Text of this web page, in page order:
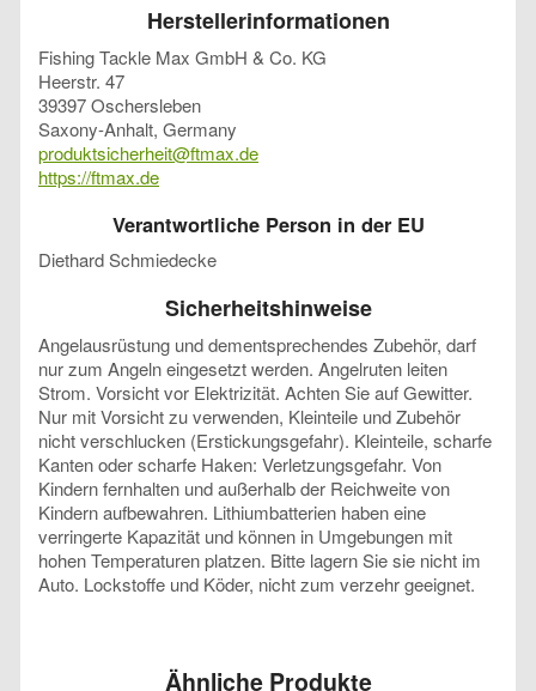
Herstellerinformationen
Fishing Tackle Max GmbH & Co. KG
Heerstr. 47
39397 Oschersleben
Saxony-Anhalt, Germany
produktsicherheit@ftmax.de
https://ftmax.de
Verantwortliche Person in der EU
Diethard Schmiedecke
Sicherheitshinweise
Angelausrüstung und dementsprechendes Zubehör, darf
nur zum Angeln eingesetzt werden. Angelruten leiten
Strom. Vorsicht vor Elektrizität. Achten Sie auf Gewitter.
Nur mit Vorsicht zu verwenden, Kleinteile und Zubehör
nicht verschlucken (Erstickungsgefahr). Kleinteile, scharfe
Kanten oder scharfe Haken: Verletzungsgefahr. Von
Kindern fernhalten und außerhalb der Reichweite von
Kindern aufbewahren. Lithiumbatterien haben eine
verringerte Kapazität und können in Umgebungen mit
hohen Temperaturen platzen. Bitte lagern Sie sie nicht im
Auto. Lockstoffe und Köder, nicht zum verzehr geeignet.
Ähnliche Produkte